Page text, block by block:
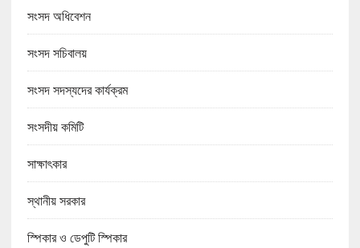
সংসদ অধিবেশন
সংসদ সচিবালয়
সংসদ সদস্যদের কার্যক্রম
সংসদীয় কমিটি
সাক্ষাৎকার
স্থানীয় সরকার
স্পিকার ও ডেপুটি স্পিকার